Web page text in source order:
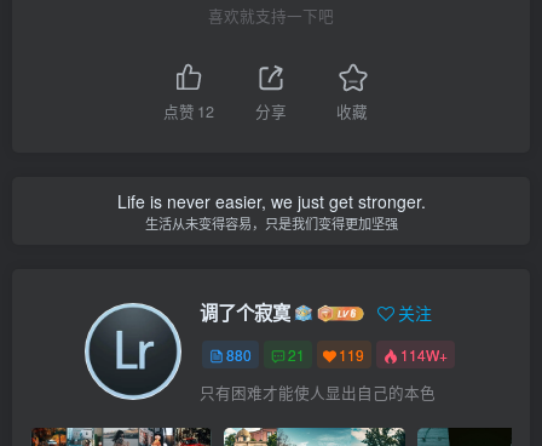
喜欢就支持一下吧
点赞 12 分享 收藏
Life is never easier, we just get stronger.
生活从未变得容易，只是我们变得更加坚强
调了个寂寞 关注
880 21 119 114W+
只有困难才能使人显出自己的本色